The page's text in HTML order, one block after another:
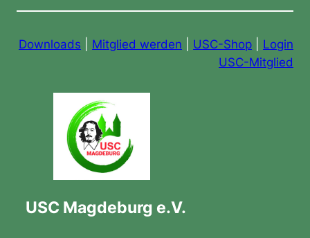
Downloads Mitglied werden USC-Shop
Login
USC-Mitglied
USC Magdeburg e.V.